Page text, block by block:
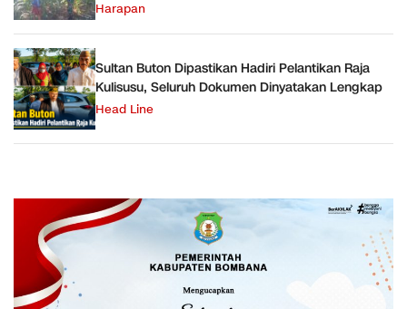
Harapan
Sultan Buton Dipastikan Hadiri Pelantikan Raja
Kulisusu, Seluruh Dokumen Dinyatakan Lengkap
Head Line